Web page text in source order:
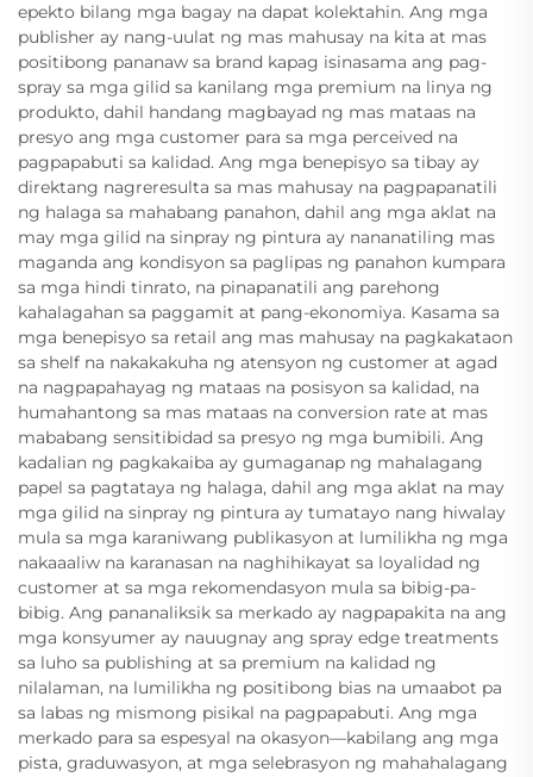
epekto bilang mga bagay na dapat kolektahin. Ang mga
publisher ay nang-uulat ng mas mahusay na kita at mas
positibong pananaw sa brand kapag isinasama ang pag-
spray sa mga gilid sa kanilang mga premium na linya ng
produkto, dahil handang magbayad ng mas mataas na
presyo ang mga customer para sa mga perceived na
pagpapabuti sa kalidad. Ang mga benepisyo sa tibay ay
direktang nagreresulta sa mas mahusay na pagpapanatili
ng halaga sa mahabang panahon, dahil ang mga aklat na
may mga gilid na sinpray ng pintura ay nananatiling mas
maganda ang kondisyon sa paglipas ng panahon kumpara
sa mga hindi tinrato, na pinapanatili ang parehong
kahalagahan sa paggamit at pang-ekonomiya. Kasama sa
mga benepisyo sa retail ang mas mahusay na pagkakataon
sa shelf na nakakakuha ng atensyon ng customer at agad
na nagpapahayag ng mataas na posisyon sa kalidad, na
humahantong sa mas mataas na conversion rate at mas
mababang sensitibidad sa presyo ng mga bumibili. Ang
kadalian ng pagkakaiba ay gumaganap ng mahalagang
papel sa pagtataya ng halaga, dahil ang mga aklat na may
mga gilid na sinpray ng pintura ay tumatayo nang hiwalay
mula sa mga karaniwang publikasyon at lumilikha ng mga
nakaaaliw na karanasan na naghihikayat sa loyalidad ng
customer at sa mga rekomendasyon mula sa bibig-pa-
bibig. Ang pananaliksik sa merkado ay nagpapakita na ang
mga konsyumer ay nauugnay ang spray edge treatments
sa luho sa publishing at sa premium na kalidad ng
nilalaman, na lumilikha ng positibong bias na umaabot pa
sa labas ng mismong pisikal na pagpapabuti. Ang mga
merkado para sa espesyal na okasyon—kabilang ang mga
pista, graduwasyon, at mga selebrasyon ng mahahalagang